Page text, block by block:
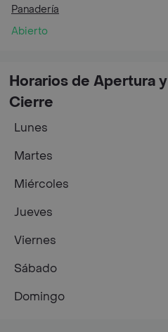
Panadería
Abierto
Horarios de Apertura y
Cierre
Lunes
Martes
Miércoles
Jueves
Viernes
Sábado
Domingo